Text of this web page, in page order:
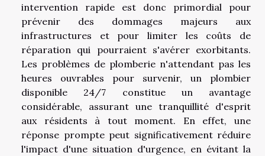
intervention rapide est donc primordial pour
prévenir des dommages majeurs aux
infrastructures et pour limiter les coûts de
réparation qui pourraient s'avérer exorbitants.
Les problèmes de plomberie n'attendant pas les
heures ouvrables pour survenir, un plombier
disponible 24/7 constitue un avantage
considérable, assurant une tranquillité d'esprit
aux résidents à tout moment. En effet, une
réponse prompte peut significativement réduire
l'impact d'une situation d'urgence, en évitant la